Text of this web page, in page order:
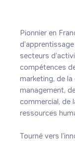
Pionnier en
secteurs
compétences
marketing, de
management,
commercial, de
ressources
Tourné vers